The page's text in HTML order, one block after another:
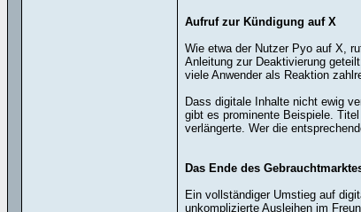
Aufruf zur Kündigung auf X
Wie etwa der Nutzer Pyo auf X,
Anleitung zur Deaktivierung
viele Anwender als Reaktion
Dass digitale Inhalte nicht ewig
gibt es prominente Beispiele.
verlängerte. Wer die
Das Ende des
Ein vollständiger Umstieg auf
unkomplizierte Ausleihen im